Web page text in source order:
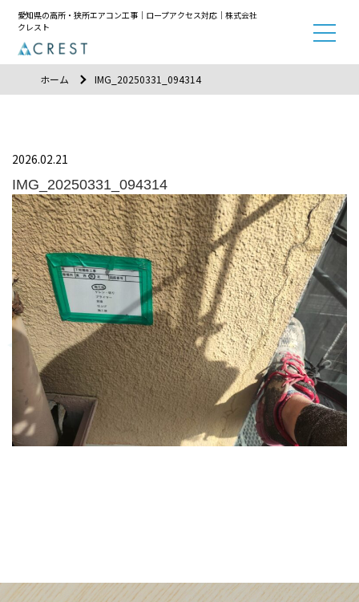
愛知県の高所・狭所エアコン工事｜ロープアクセス対応｜株式会社
クレスト
ホーム IMG_20250331_094314
2026.02.21
IMG_20250331_094314